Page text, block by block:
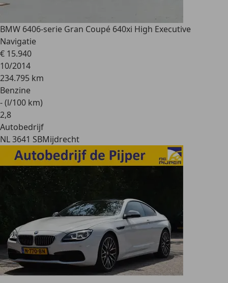
BMW 6406-serie Gran Coupé 640xi High Executive
Navigatie
€ 15.940
10/2014
234.795 km
Benzine
- (l/100 km)
2,8
Autobedrijf
NL 3641 SBMijdrecht